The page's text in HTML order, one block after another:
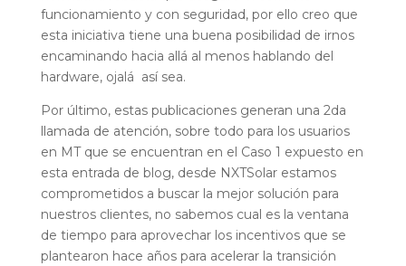
funcionamiento y con seguridad, por ello creo que
esta iniciativa tiene una buena posibilidad de irnos
encaminando hacia allá al menos hablando del
hardware, ojalá así sea.
Por último, estas publicaciones generan una 2da
llamada de atención, sobre todo para los usuarios
en MT que se encuentran en el Caso 1 expuesto en
esta entrada de blog, desde NXTSolar estamos
comprometidos a buscar la mejor solución para
nuestros clientes, no sabemos cual es la ventana
de tiempo para aprovechar los incentivos que se
plantearon hace años para acelerar la transición